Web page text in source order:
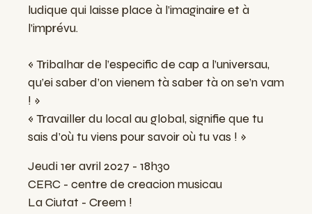
ludique qui laisse place à l’imaginaire et à
l’imprévu.
« Tribalhar de l’especific de cap a l’universau,
qu’ei saber d’on vienem tà saber tà on se’n vam
! »
« Travailler du local au global, signifie que tu
sais d’où tu viens pour savoir où tu vas ! »
Jeudi 1er avril 2027 - 18h30
CERC - centre de creacion musicau
La Ciutat - Creem !